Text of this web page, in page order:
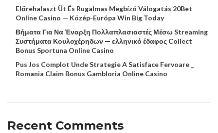
Előrehalaszt Üt És Rugalmas Megbízó Válogatás 20Bet
Online Casino — Közép-Európa Win Big Today
Βήματα Για Να Έναρξη Πολλαπλασιαστές Μέσω Streaming
Συστήματα Κουλοχέρηδων — ελληνικό έδαφος Collect
Bonus Sportuna Online Casino
Pus Jos Complot Unde Strategie A Satisface Fervoare _
Romania Claim Bonus Gambloria Online Casino
Recent Comments